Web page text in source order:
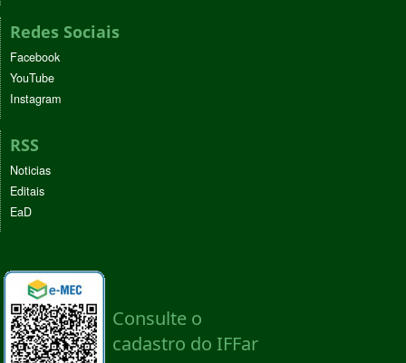
Redes Sociais
Facebook
YouTube
Instagram
RSS
Noticias
Editais
EaD